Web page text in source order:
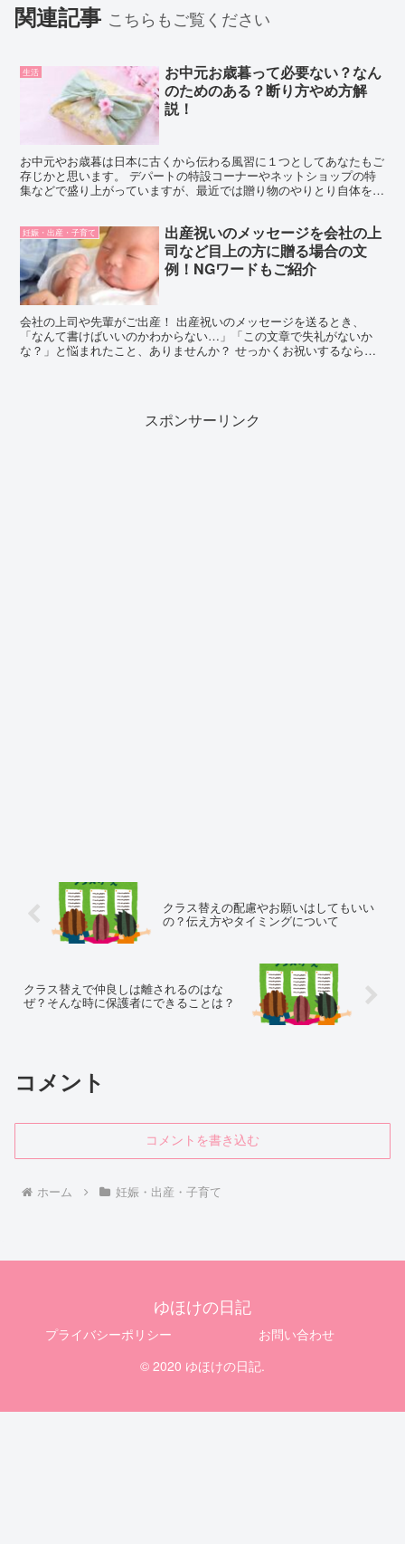
関連記事 こちらもご覧ください
生活
お中元お歳暮って必要ない？なん
のためのある？断り方やめ方解
説！
お中元やお歳暮は日本に古くから伝わる風習に１つとしてあなたもご
存じかと思います。 デパートの特設コーナーやネットショップの特
集などで盛り上がっていますが、最近では贈り物のやりとり自体を自
妊娠・出産・子育て
出産祝いのメッセージを会社の上
司など目上の方に贈る場合の文
例！NGワードもご紹介
会社の上司や先輩がご出産！ 出産祝いのメッセージを送るとき、
「なんて書けばいいのかわからない…」「この文章で失礼がないか
な？」と悩まれたこと、ありませんか？ せっかくお祝いするなら、
スポンサーリンク
クラス替えの配慮やお願いはしてもいい
の？伝え方やタイミングについて
クラス替えで仲良しは離されるのはな
ぜ？そんな時に保護者にできることは？
コメント
コメントを書き込む
ホーム 妊娠・出産・子育て
ゆほけの日記
プライバシーポリシー
お問い合わせ
© 2020 ゆほけの日記.